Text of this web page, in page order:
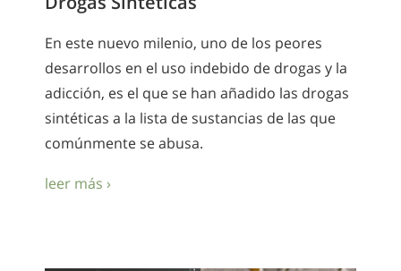
En este nuevo milenio, uno de los peores
desarrollos en el uso indebido de drogas y la
adicción, es el que se han añadido las drogas
sintéticas a la lista de sustancias de las que
comúnmente se abusa.
leer más ›